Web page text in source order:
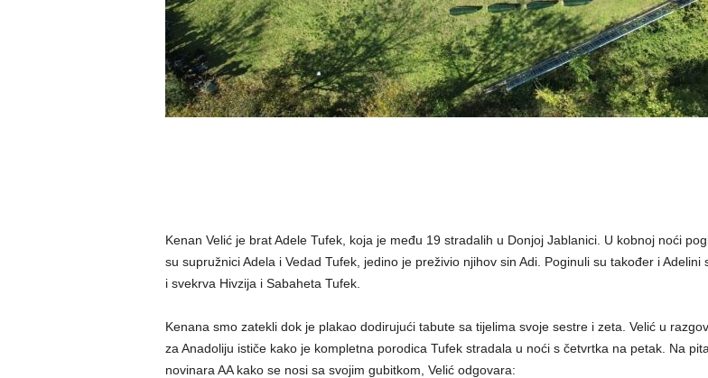
Kenan Velić je brat Adele Tufek, koja je među 19 stradalih u Donjoj Jablanici. U kobnoj noći
su supružnici Adela i Vedad Tufek, jedino je preživio njihov sin Adi. Poginuli su također i Adelini
i svekrva Hivzija i Sabaheta Tufek.
Kenana smo zatekli dok je plakao dodirujući tabute sa tijelima svoje sestre i zeta. Velić u
za Anadoliju ističe kako je kompletna porodica Tufek stradala u noći s četvrtka na petak. Na
novinara AA kako se nosi sa svojim gubitkom, Velić odgovara: